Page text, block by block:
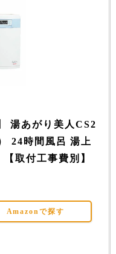
湯あがり美人CS2
24時間風呂 湯上
取付工事費別】
Amazonで探す